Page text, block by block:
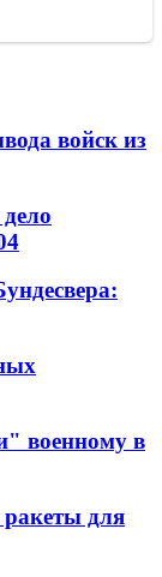
войск из
военному в
для